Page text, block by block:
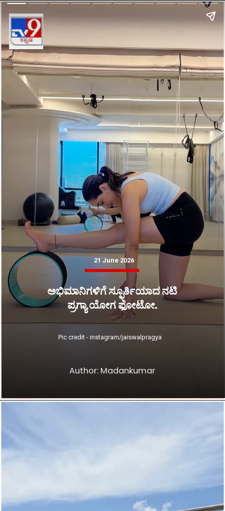
ಅಭಿಮಾನಿಗಳಿಗೆ ಸ್ಫೂರ್ತಿಯಾದ ನಟಿ
ಪ್ರಗ್ಯಾ ಯೋಗ ಫೋಟೋ.
Author: Madankumar
21 June 2026
Pic credit - instagram/jaiswalpragya